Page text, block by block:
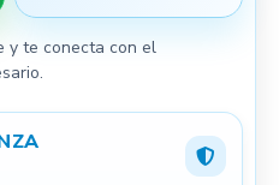
y te conecta con el